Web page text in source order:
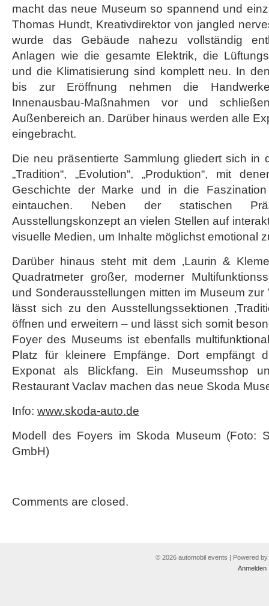
macht das neue Museum so spannend und
Thomas Hundt, Kreativdirektor von jangled
wurde das Gebäude nahezu vollständig
Anlagen wie die gesamte Elektrik, die
und die Klimatisierung sind komplett neu. In
bis zur Eröffnung nehmen die
Innenausbau-Maßnahmen vor und
Außenbereich an. Darüber hinaus werden alle
eingebracht.
Die neu präsentierte Sammlung gliedert sich in
„Tradition“, „Evolution“, „Produktion“, mit
Geschichte der Marke und in die Faszination
eintauchen. Neben der statischen
Ausstellungskonzept an vielen Stellen auf
visuelle Medien, um Inhalte möglichst emotional
Darüber hinaus steht mit dem ‚Laurin &
Quadratmeter großer, moderner
und Sonderausstellungen mitten im Museum
lässt sich zu den Ausstellungssektionen
öffnen und erweitern – und lässt sich somit
Foyer des Museums ist ebenfalls
Platz für kleinere Empfänge. Dort empfängt
Exponat als Blickfang. Ein Museumsshop
Restaurant Vaclav machen das neue Skoda
Info: www.skoda-auto.de
Modell des Foyers im Skoda Museum (Foto:
GmbH)
Comments are closed.
© 2026 automobil events | Powered by
Anmelden|